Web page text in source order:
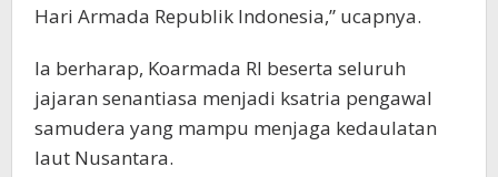
Hari Armada Republik Indonesia,” ucapnya.
Ia berharap, Koarmada RI beserta seluruh
jajaran senantiasa menjadi ksatria pengawal
samudera yang mampu menjaga kedaulatan
laut Nusantara.